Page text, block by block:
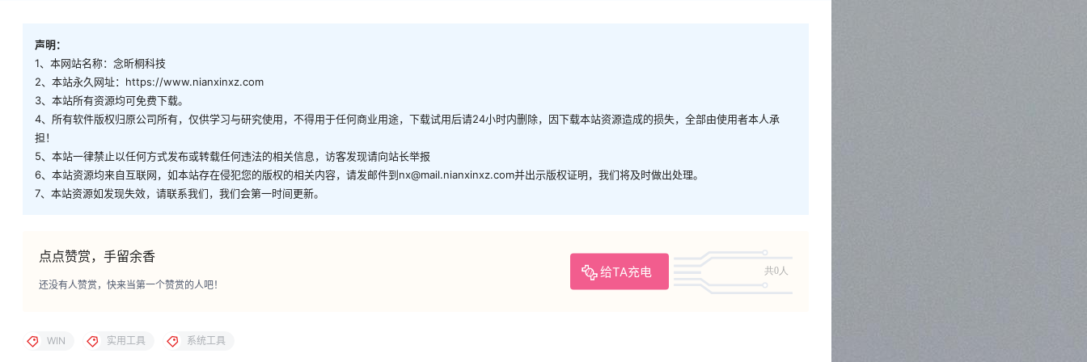
声明：
1、本网站名称：念昕桐科技
2、本站永久网址：https://www.nianxinxz.com
3、本站所有资源均可免费下载。
4、所有软件版权归原公司所有，仅供学习与研究使用，不得用于任何商业用途，下载试用后请24小时内删除，因下载本站资源造成的损失，全部由使用者本人承
担！
5、本站一律禁止以任何方式发布或转载任何违法的相关信息，访客发现请向站长举报
6、本站资源均来自互联网，如本站存在侵犯您的版权的相关内容，请发邮件到nx@mail.nianxinxz.com并出示版权证明，我们将及时做出处理。
7、本站资源如发现失效，请联系我们，我们会第一时间更新。
点点赞赏，手留余香
给TA充电 共0人
还没有人赞赏，快来当第一个赞赏的人吧！
WIN 实用工具 系统工具